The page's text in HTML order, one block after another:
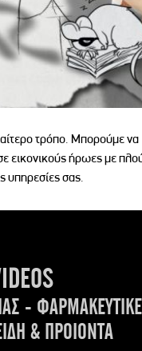
τρόπο. Μπορούμε να
εικονικούς ήρωες με
υπηρεσίες σας.
-
& ΠΡΟΙΟΝΤΑ